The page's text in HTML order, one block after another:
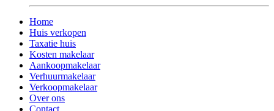
Home
Huis verkopen
Taxatie huis
Kosten makelaar
Aankoopmakelaar
Verhuurmakelaar
Verkoopmakelaar
Over ons
Contact